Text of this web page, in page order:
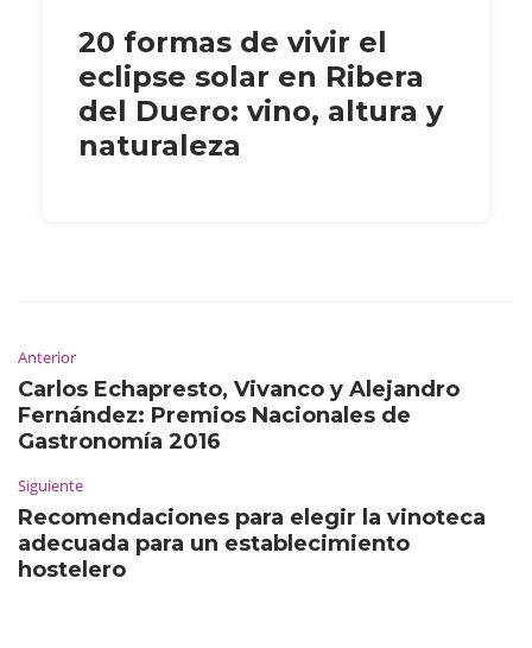
20 formas de vivir el
eclipse solar en Ribera
del Duero: vino, altura y
naturaleza
Anterior
Carlos Echapresto, Vivanco y Alejandro
Fernández: Premios Nacionales de
Gastronomía 2016
Siguiente
Recomendaciones para elegir la vinoteca
adecuada para un establecimiento
hostelero